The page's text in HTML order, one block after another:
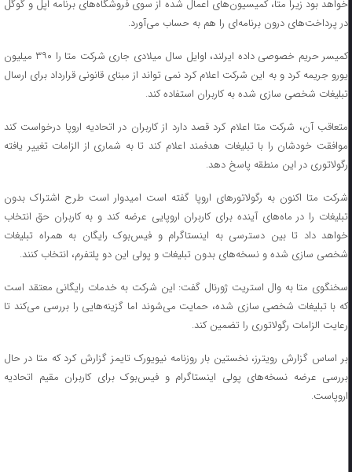
خواهد بود زیرا متا، کمیسیون‌های اعمال شده از سوی فروشگاه‌های برنامه اپل و گوگل
در پرداخت‌های درون برنامه‌ای را هم به حساب می‌آورد.
کمیسر حریم خصوصی داده ایرلند، اوایل سال میلادی جاری شرکت متا را ۳۹۰ میلیون
یورو جریمه کرد و به این شرکت اعلام کرد نمی ‌تواند از مبنای قانونی قرارداد برای ارسال
تبلیغات شخصی سازی شده به کاربران استفاده کند.
متعاقب آن، شرکت متا اعلام کرد قصد دارد از کاربران در اتحادیه اروپا درخواست کند
موافقت خودشان را با تبلیغات هدفمند اعلام کند تا به شماری از الزامات تغییر یافته
رگولاتوری در این منطقه پاسخ دهد.
شرکت متا اکنون به رگولاتورهای اروپا گفته است امیدوار است طرح اشتراک بدون
تبلیغات را در ماه‌های آینده برای کاربران اروپایی عرضه کند و به کاربران حق انتخاب
خواهد داد تا بین دسترسی به اینستاگرام و فیس‌بوک رایگان به همراه تبلیغات
شخصی سازی شده و نسخه‌های بدون تبلیغات و پولی این دو پلتفرم، انتخاب کنند.
سخنگوی متا به وال استریت ژورنال گفت: این شرکت به خدمات رایگانی معتقد است
که با تبلیغات شخصی سازی شده، حمایت می‌شوند اما گزینه‌هایی را بررسی می‌کند تا
رعایت الزامات رگولاتوری را تضمین کند.
بر اساس گزارش رویترز، نخستین بار روزنامه نیویورک تایمز گزارش کرد که متا در حال
بررسی عرضه نسخه‌های پولی اینستاگرام و فیس‌بوک برای کاربران مقیم اتحادیه
اروپاست.